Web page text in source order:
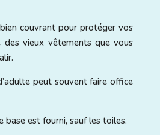
couvrant pour protéger vos
des vieux vêtements que vous
peut souvent faire office
base est fourni, sauf les toiles.